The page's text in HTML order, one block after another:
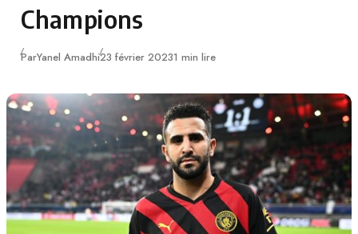
Champions
ParYanel AmadhiPublié
23 février 20231 min lire